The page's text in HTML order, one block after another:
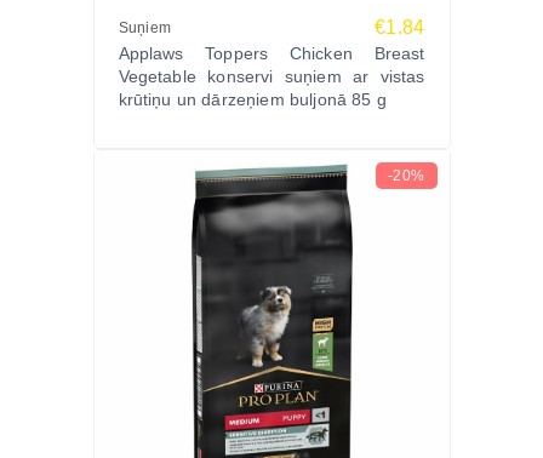
Suņiem €1.84
Applaws Toppers Chicken Breast
Vegetable konservi suņiem ar vistas
krūtiņu un dārzeņiem buljonā 85 g
-20%